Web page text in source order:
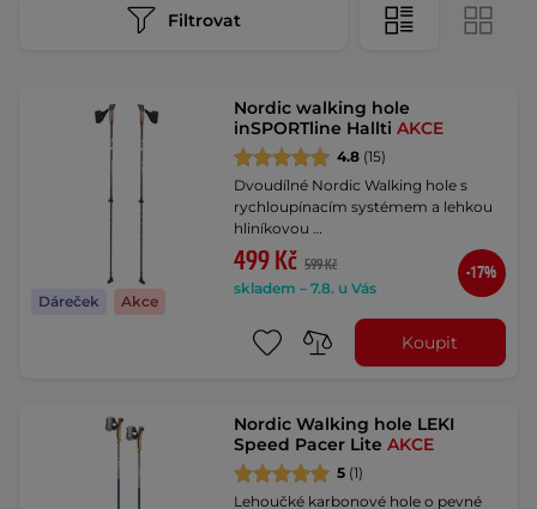
Filtrovat
Dáreček Akce
Nordic walking hole
inSPORTline HalltiAKCE
4.8 (15)
Dvoudílné Nordic Walking hole s
rychloupínacím systémem a lehkou
hliníkovou …
499 Kč 599 Kč
skladem – 7.8. u Vás
-17%
Koupit
Nordic Walking hole LEKI
Speed Pacer LiteAKCE
5 (1)
Lehoučké karbonové hole o pevné